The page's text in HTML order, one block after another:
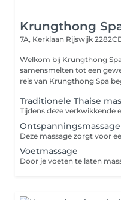
Krungthong
7A, Kerklaan Rijswijk
Welkom bij Krungthong
samensmelten tot een
reis van Krungthong Spa
Traditionele Thaise
Voetmassage